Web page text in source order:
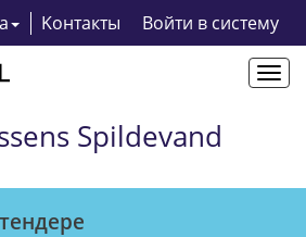
Kонтакты Bойти в систему
Spildevand